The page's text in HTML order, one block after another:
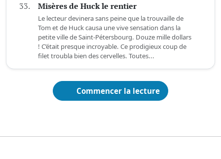
33. Misères de Huck le rentier
Le lecteur devinera sans peine que la trouvaille de
Tom et de Huck causa une vive sensation dans la
petite ville de Saint-Pétersbourg. Douze mille dollars
! C’était presque incroyable. Ce prodigieux coup de
filet troubla bien des cervelles. Toutes...
Commencer la lecture